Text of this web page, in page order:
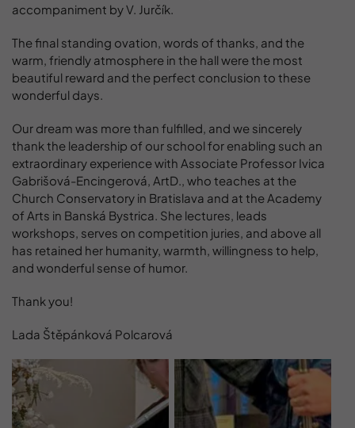
accompaniment by V. Jurčík.
The final standing ovation, words of thanks, and the
warm, friendly atmosphere in the hall were the most
beautiful reward and the perfect conclusion to these
wonderful days.
Our dream was more than fulfilled, and we sincerely
thank the leadership of our school for enabling such an
extraordinary experience with Associate Professor Ivica
Gabrišová-Encingerová, ArtD., who teaches at the
Church Conservatory in Bratislava and at the Academy
of Arts in Banská Bystrica. She lectures, leads
workshops, serves on competition juries, and above all
has retained her humanity, warmth, willingness to help,
and wonderful sense of humor.
Thank you!
Lada Štěpánková Polcarová